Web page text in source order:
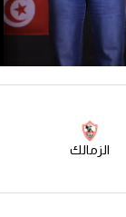
الزمالك